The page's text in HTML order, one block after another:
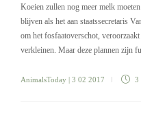
Koeien zullen nog meer melk
blijven als het aan staatssecretaris
om het fosfaatoverschot,
verkleinen. Maar deze plannen zijn
AnimalsToday | 3 02 2017 3